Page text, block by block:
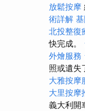
放鬆按摩
術詳解
北投整復
快完成。
外燴服務
照或遺失
大雅按摩
大里按摩
義大利開